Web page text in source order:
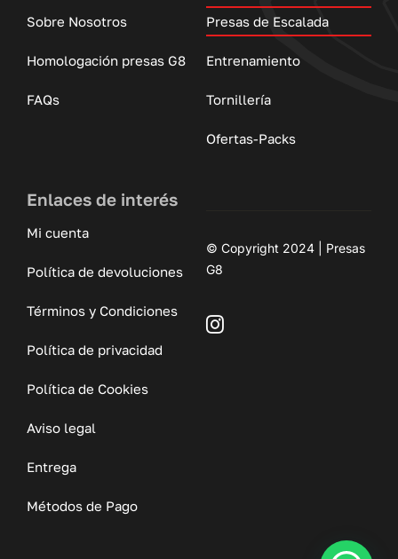
Sobre Nosotros
Homologación presas G8
FAQs
Presas de Escalada
Entrenamiento
Tornillería
Ofertas-Packs
Enlaces de interés
Mi cuenta
Política de devoluciones
Términos y Condiciones
Política de privacidad
Política de Cookies
Aviso legal
Entrega
Métodos de Pago
© Copyright 2024 | Presas
G8